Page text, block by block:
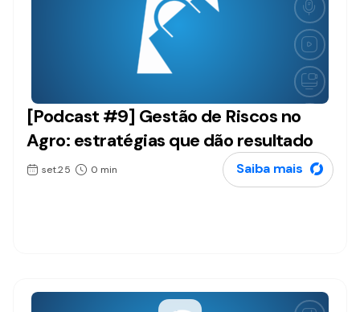
[Podcast #9] Gestão de Riscos no
Agro: estratégias que dão resultado
set.25 0 min Saiba mais